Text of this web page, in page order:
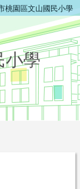
桃園區文山國民小學
小學